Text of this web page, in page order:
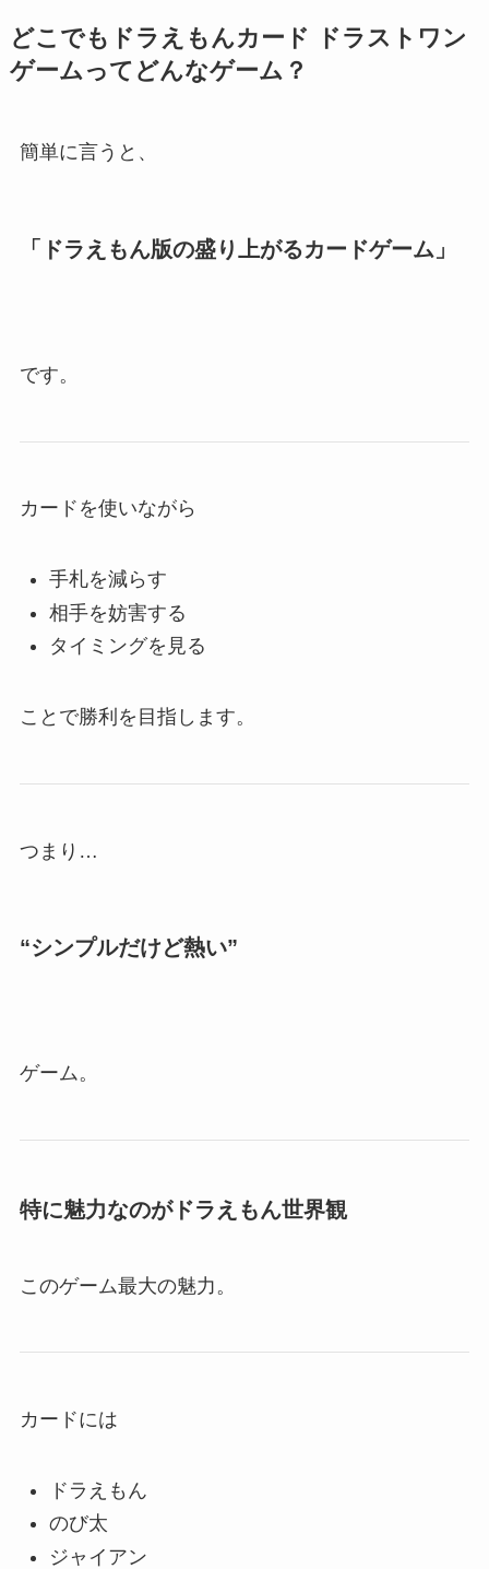
どこでもドラえもんカード ドラストワン
ゲームってどんなゲーム？
簡単に言うと、
「ドラえもん版の盛り上がるカードゲーム」
です。
カードを使いながら
手札を減らす
相手を妨害する
タイミングを見る
ことで勝利を目指します。
つまり…
“シンプルだけど熱い”
ゲーム。
特に魅力なのがドラえもん世界観
このゲーム最大の魅力。
カードには
ドラえもん
のび太
ジャイアン